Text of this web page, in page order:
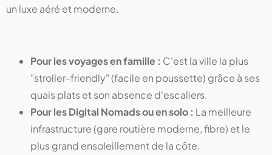
un luxe aéré et moderne.
Pour les voyages en famille : C'est la ville la plus
"stroller-friendly" (facile en poussette) grâce à ses
quais plats et son absence d'escaliers.
Pour les Digital Nomads ou en solo : La meilleure
infrastructure (gare routière moderne, fibre) et le
plus grand ensoleillement de la côte.